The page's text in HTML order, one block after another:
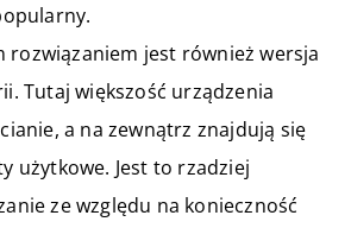
rozwiązaniem jest również wersja
Tutaj większość urządzenia
a na zewnątrz znajdują się
użytkowe. Jest to rzadziej
ze względu na konieczność